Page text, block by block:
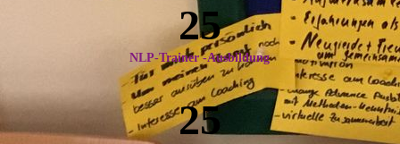
25
NLP-Trainer -Ausbildung
25